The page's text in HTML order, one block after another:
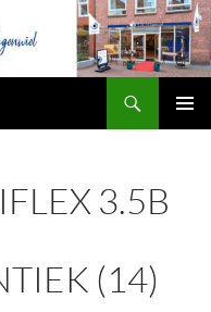
3.5B
(14)